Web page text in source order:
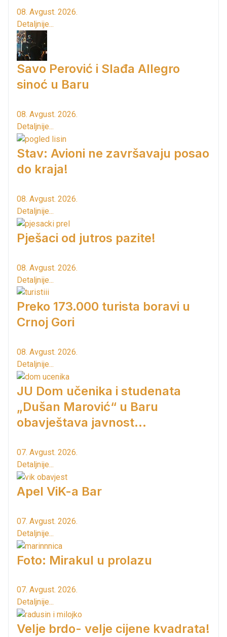
08. Avgust. 2026.
Detaljnije...
Savo Perović i Slađa Allegro
sinoć u Baru
08. Avgust. 2026.
Detaljnije...
Stav: Avioni ne završavaju posao
do kraja!
08. Avgust. 2026.
Detaljnije...
Pješaci od jutros pazite!
08. Avgust. 2026.
Detaljnije...
Preko 173.000 turista boravi u
Crnoj Gori
08. Avgust. 2026.
Detaljnije...
JU Dom učenika i studenata
„Dušan Marović“ u Baru
obavještava javnost...
07. Avgust. 2026.
Detaljnije...
Apel ViK-a Bar
07. Avgust. 2026.
Detaljnije...
Foto: Mirakul u prolazu
07. Avgust. 2026.
Detaljnije...
Velje brdo- velje cijene kvadrata!